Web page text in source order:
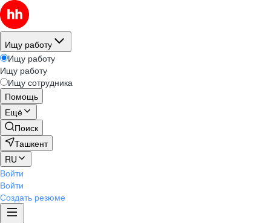
Ищу работу
Ищу работу
Ищу работу
Ищу сотрудника
Помощь
Ещё
Поиск
Ташкент
RU
Войти
Войти
Создать резюме